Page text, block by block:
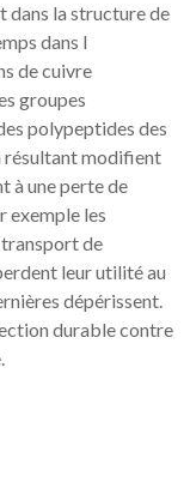
dans la structure de
dans l
de cuivre
groupes
polypeptides des
résultant modifient
à une perte de
exemple les
de
leur utilité au
dépérissent.
durable contre